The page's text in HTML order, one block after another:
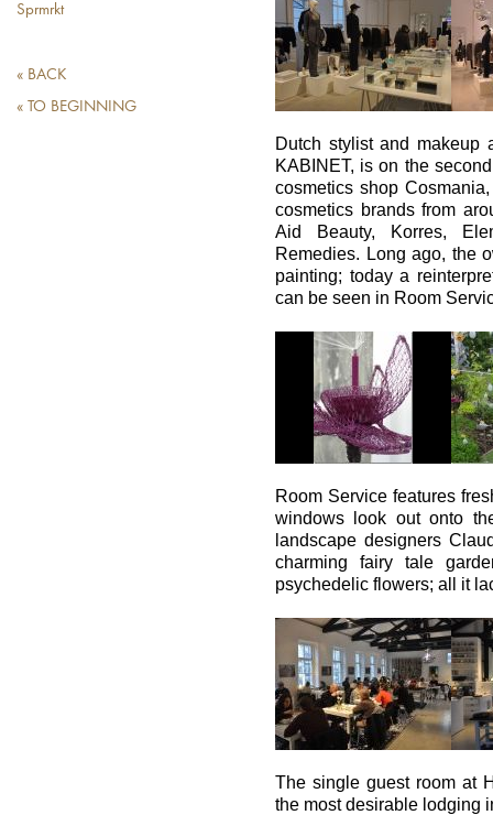
Sprmrkt
« BACK
« TO BEGINNING
Dutch stylist and makeup
KABINET, is on the
cosmetics shop
cosmetics brands from
Aid Beauty, Korres,
Remedies. Long ago, the
painting; today a
can be seen in Room
Room Service features
windows look out onto
landscape designers
charming fairy tale
psychedelic flowers; all it
The single guest room at
the most desirable lodging